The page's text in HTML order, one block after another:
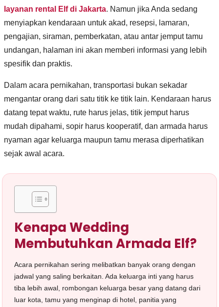
layanan rental Elf di Jakarta. Namun jika Anda sedang
menyiapkan kendaraan untuk akad, resepsi, lamaran,
pengajian, siraman, pemberkatan, atau antar jemput tamu
undangan, halaman ini akan memberi informasi yang lebih
spesifik dan praktis.
Dalam acara pernikahan, transportasi bukan sekadar
mengantar orang dari satu titik ke titik lain. Kendaraan harus
datang tepat waktu, rute harus jelas, titik jemput harus
mudah dipahami, sopir harus kooperatif, dan armada harus
nyaman agar keluarga maupun tamu merasa diperhatikan
sejak awal acara.
Kenapa Wedding
Membutuhkan Armada Elf?
Acara pernikahan sering melibatkan banyak orang dengan
jadwal yang saling berkaitan. Ada keluarga inti yang harus
tiba lebih awal, rombongan keluarga besar yang datang dari
luar kota, tamu yang menginap di hotel, panitia yang